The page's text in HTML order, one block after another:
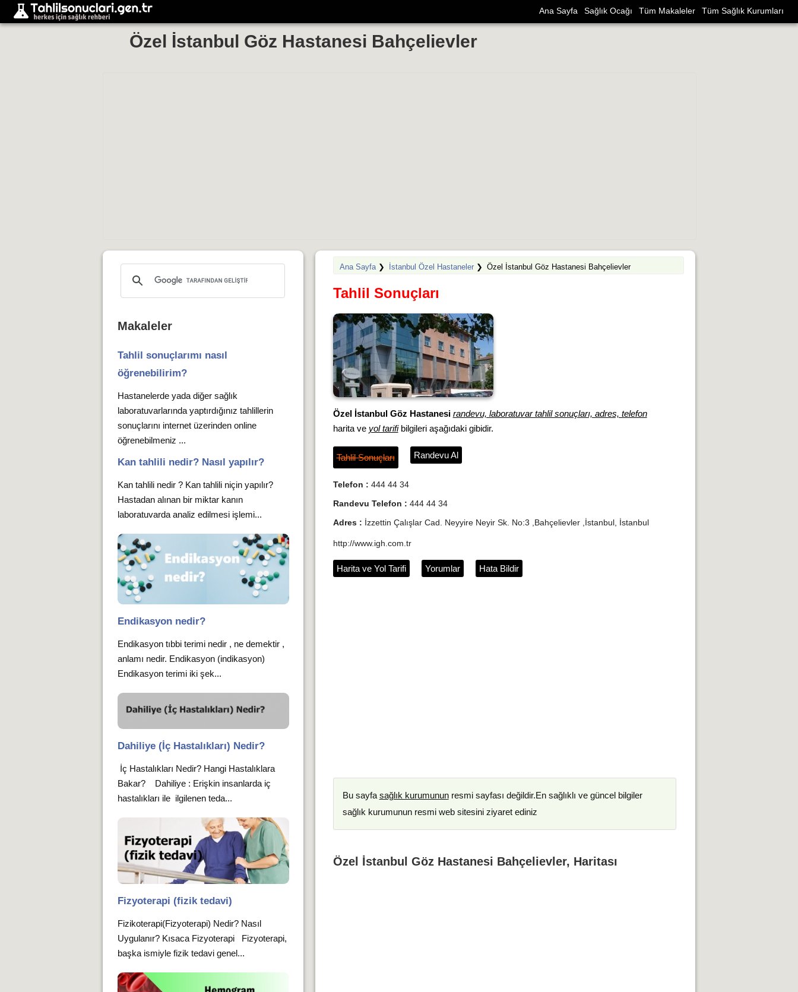
Ana Sayfa Sağlık Ocağı Tüm Makaleler Tüm Sağlık Kurumları
Özel İstanbul Göz Hastanesi Bahçelievler
Ana Sayfa❯ İstanbul Özel Hastaneler❯ Özel İstanbul Göz Hastanesi Bahçelievler
Tahlil Sonuçları
Özel İstanbul Göz Hastanesi randevu, laboratuvar tahlil sonuçları, adres, telefon
harita ve yol tarifibilgileri aşağıdaki gibidir.
Tahlil Sonuçları Randevu Al
Telefon : 444 44 34
Randevu Telefon : 444 44 34
Adres : İzzettin Çalışlar Cad. Neyyire Neyir Sk. No:3 ,Bahçelievler ,İstanbul, İstanbul
http://www.igh.com.tr
Harita ve Yol Tarifi Yorumlar Hata Bildir
Bu sayfa sağlık kurumununresmi sayfası değildir.En sağlıklı ve güncel bilgiler
sağlık kurumunun resmi web sitesini ziyaret ediniz
Özel İstanbul Göz Hastanesi Bahçelievler, Haritası
Makaleler
Tahlil sonuçlarımı nasıl
öğrenebilirim?
Hastanelerde yada diğer sağlık
laboratuvarlarında yaptırdığınız tahlillerin
sonuçlarını internet üzerinden online
öğrenebilmeniz ...
Kan tahlili nedir? Nasıl yapılır?
Kan tahlili nedir ? Kan tahlili niçin yapılır?
Hastadan alınan bir miktar kanın
laboratuvarda analiz edilmesi işlemi...
Endikasyon nedir?
Endikasyon tıbbi terimi nedir , ne demektir ,
anlamı nedir. Endikasyon (indikasyon)
Endikasyon terimi iki şek...
Dahiliye (İç Hastalıkları) Nedir?
İç Hastalıkları Nedir? Hangi Hastalıklara
Bakar? Dahiliye : Erişkin insanlarda iç
hastalıkları ile ilgilenen teda...
Fizyoterapi (fizik tedavi)
Fizikoterapi(Fizyoterapi) Nedir? Nasıl
Uygulanır? Kısaca Fizyoterapi Fizyoterapi,
başka ismiyle fizik tedavi genel...